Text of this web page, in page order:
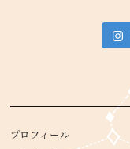
プロフィール